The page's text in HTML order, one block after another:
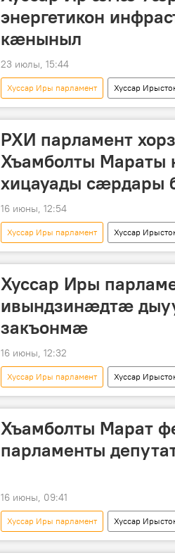
энергетикон
кæныныл
23 июлы, 15:44
Хуссар Иры парламент Хуссар
РХИ парламент
Хъамболты Мараты
хицауады сæрдары
16 июны, 12:54
Хуссар Иры парламент Хуссар
Хуссар Иры
ивындзинæдтæ
закъонмæ
16 июны, 12:32
Хуссар Иры парламент Хуссар
Хъамболты Марат
парламенты
16 июны, 09:41
Хуссар Иры парламент Хуссар